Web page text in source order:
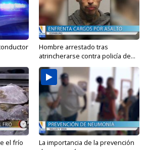
Hombre arrestado tras
atrincherarse contra policía de...
el frío
La importancia de la prevención